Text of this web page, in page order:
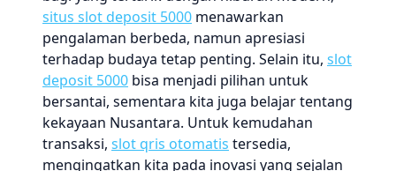
situs slot deposit 5000 menawarkan
pengalaman berbeda, namun apresiasi
terhadap budaya tetap penting. Selain itu, slot
deposit 5000 bisa menjadi pilihan untuk
bersantai, sementara kita juga belajar tentang
kekayaan Nusantara. Untuk kemudahan
transaksi, slot qris otomatis tersedia,
mengingatkan kita pada inovasi yang sejalan